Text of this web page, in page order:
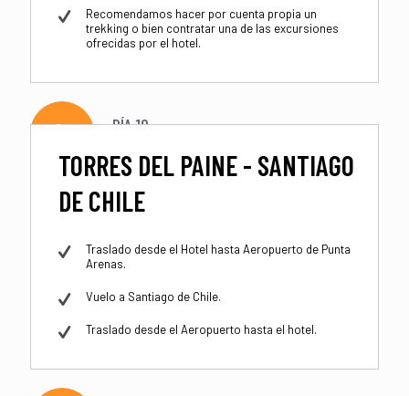
Recomendamos hacer por cuenta propia un
trekking o bien contratar una de las excursiones
ofrecidas por el hotel.
DÍA 19
TORRES DEL PAINE - SANTIAGO
DE CHILE
Traslado desde el Hotel hasta Aeropuerto de Punta
Arenas.
Vuelo a Santiago de Chile.
Traslado desde el Aeropuerto hasta el hotel.